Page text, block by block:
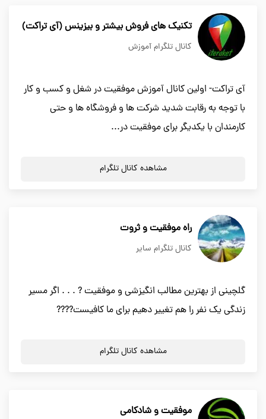
تکنیک های فروش بیشتر و بیزینس (آی تراکت)
کانال تلگرام آموزش
آی تراکت- اولین کانال آموزش موفقیت در شغل و کسب و کار
با توجه به رقابت شدید شرکت ها و فروشگاه ها و حتی
کارمندان با یکدیگر برای موفقیت در...
مشاهده کانال تلگرام
راه موفقیت و ثروت
کانال تلگرام سایر
گلچینی از بهترین مطالب انگیزشی و موفقیت ? . . . اگر مسیر
زندگی یک نفر را هم تغییر دهیم برای ما کافیست????
مشاهده کانال تلگرام
موفقیت و شادکامی